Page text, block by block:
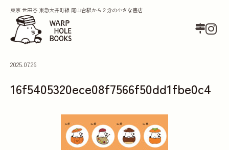
東京 世田谷 東急大井町線 尾山台駅から２分の小さな書店
2025.07.26
16f5405320ece08f7566f50dd1fbe0c4